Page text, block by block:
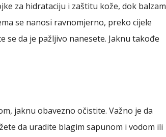
za hidrataciju i zaštitu kože, dok balzam
se nanosi ravnomjerno, preko cijele
da je pažljivo nanesete. Jaknu takođe
jaknu obavezno očistite. Važno je da
da uradite blagim sapunom i vodom ili